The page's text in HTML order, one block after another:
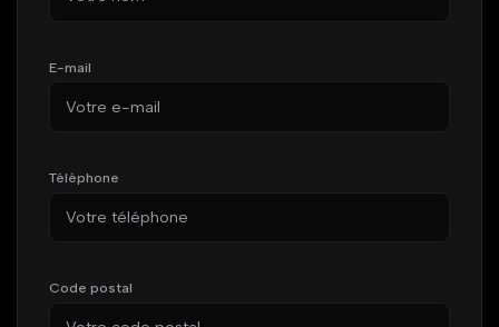
E-mail
Téléphone
Code postal